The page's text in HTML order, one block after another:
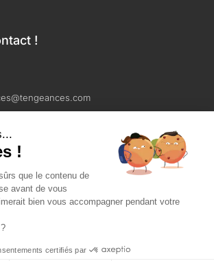
!
légales Politique de confidentialité
Plan du site
2023 Tous droits réservés
!
que le contenu de
avant de vous
bien vous accompagner pendant votre
certifiés par